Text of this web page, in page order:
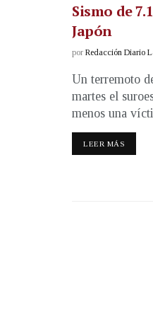
Sismo de
Japón
por Redacción Diario
Un terremoto
martes el
menos una
LEER MÁS